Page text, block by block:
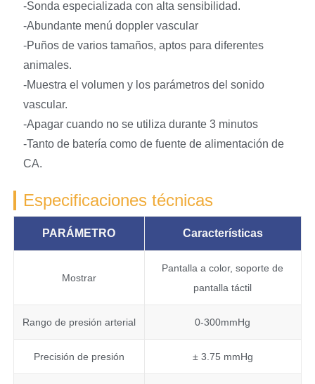
-Sonda especializada con alta sensibilidad.
-Abundante menú doppler vascular
-Puños de varios tamaños, aptos para diferentes
animales.
-Muestra el volumen y los parámetros del sonido
vascular.
-Apagar cuando no se utiliza durante 3 minutos
-Tanto de batería como de fuente de alimentación de
CA.
Especificaciones técnicas
PARÁMETRO Características
Mostrar
Pantalla a color, soporte de
pantalla táctil
Rango de presión arterial 0-300mmHg
Precisión de presión ± 3.75 mmHg